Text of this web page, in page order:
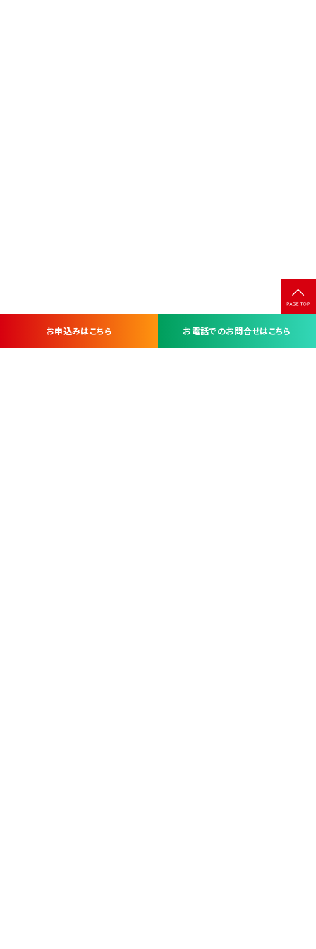
お申込みはこちら お電話でのお問合せはこちら